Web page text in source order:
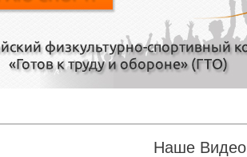
Наше Видео